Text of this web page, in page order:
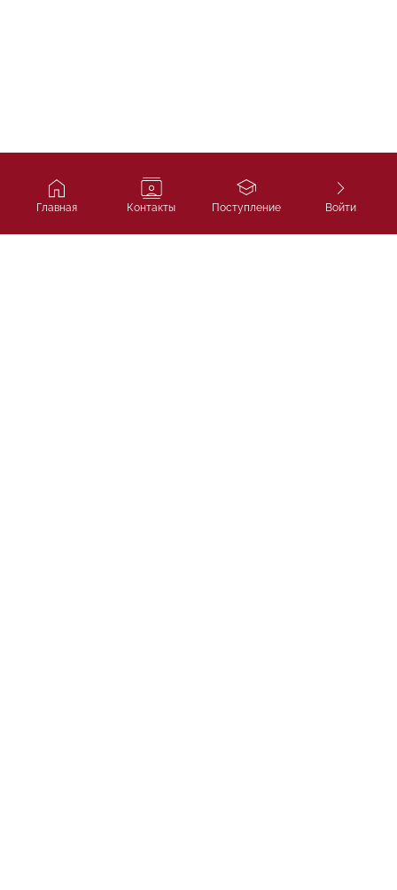
Главная Контакты Поступление Войти